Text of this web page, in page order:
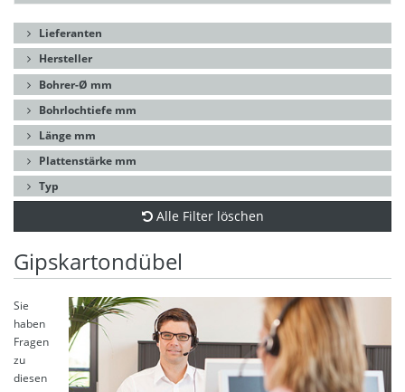
Lieferanten
Hersteller
Bohrer-Ø mm
Bohrlochtiefe mm
Länge mm
Plattenstärke mm
Typ
Alle Filter löschen
Gipskartondübel
Sie
haben
Fragen
zu
diesen